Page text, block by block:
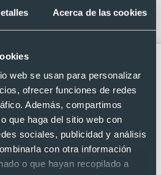
Acerca de las cookies
web se usan para personalizar
ofrecer funciones de redes
Además, compartimos
que haga del sitio web con
sociales, publicidad y análisis
con otra información
o que hayan recopilado a
con Llavero
camiseta
Llaveros Anti estrés